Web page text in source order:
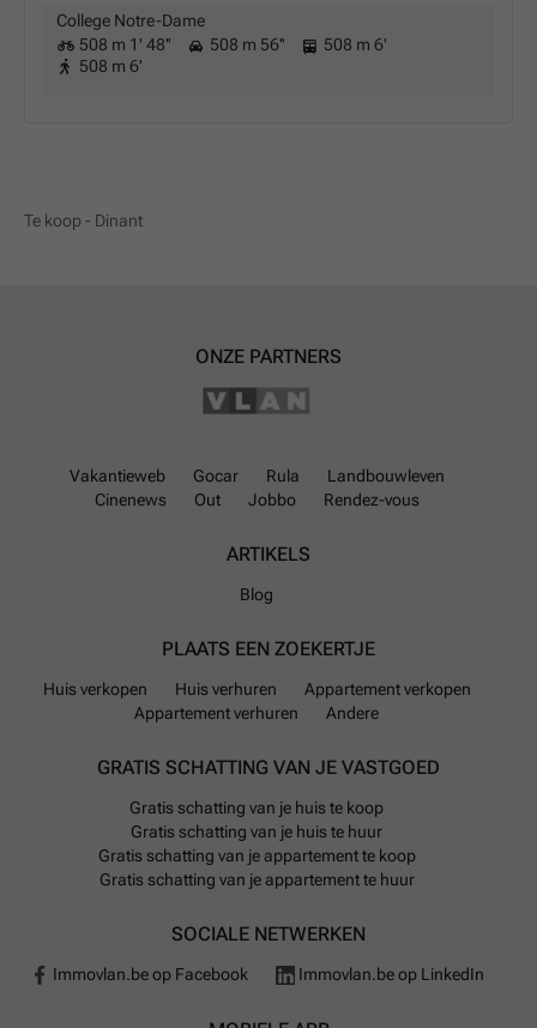
College Notre-Dame
508 m 1' 48''
508 m 56''
508 m 6'
508 m 6'
Te koop - Dinant
ONZE PARTNERS
Vakantieweb Gocar Rula
Landbouwleven
Cinenews
Out Jobbo Rendez-vous
ARTIKELS
Blog
PLAATS EEN ZOEKERTJE
Huis verkopen Huis verhuren
Appartement verkopen
Appartement verhuren
Andere
GRATIS SCHATTING VAN JE VASTGOED
Gratis schatting van je huis te koop
Gratis schatting van je huis te huur
Gratis schatting van je appartement te koop
Gratis schatting van je appartement te huur
SOCIALE NETWERKEN
Immovlan.be op Facebook Immovlan.be op LinkedIn